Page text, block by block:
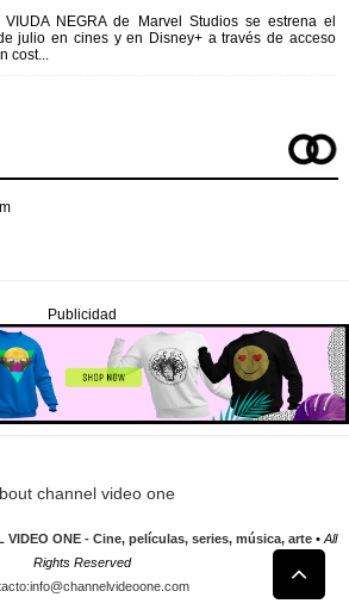
VIUDA NEGRA de Marvel Studios se estrena el
julio en cines y en Disney+ a través de acceso
cost...
Publicidad
channel video one
VIDEO ONE - Cine, películas, series, música, arte • All
Rights Reserved